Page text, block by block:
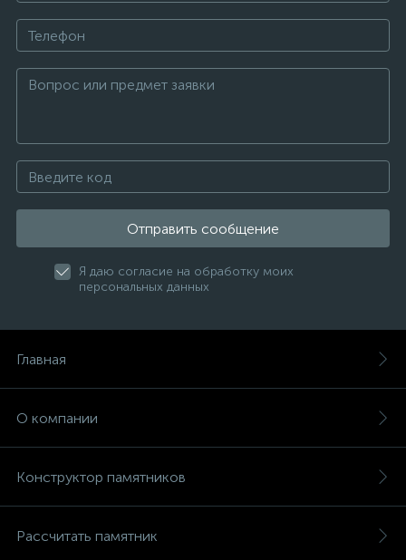
Отправить сообщение
Я даю согласие на обработку моих
персональных данных
Главная
О компании
Конструктор памятников
Рассчитать памятник